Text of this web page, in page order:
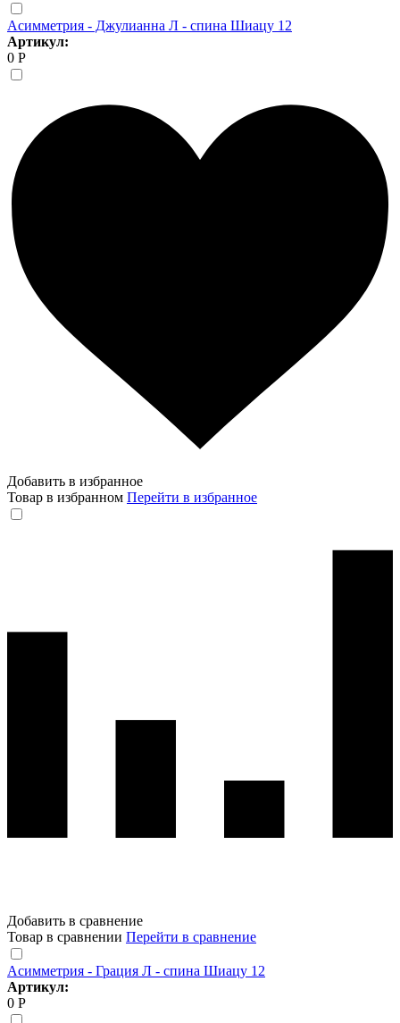
Асимметрия - Джулианна Л - спина Шиацу 12
Артикул:
0 Р
Добавить в избранное
Товар в избранном Перейти в избранное
Добавить в сравнение
Товар в сравнении Перейти в сравнение
Асимметрия - Грация Л - спина Шиацу 12
Артикул:
0 Р